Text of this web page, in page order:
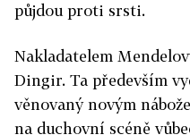
půjdou proti srsti.
Nakladatelem
Dingir. Ta především
věnovaný novým
na duchovní scéně